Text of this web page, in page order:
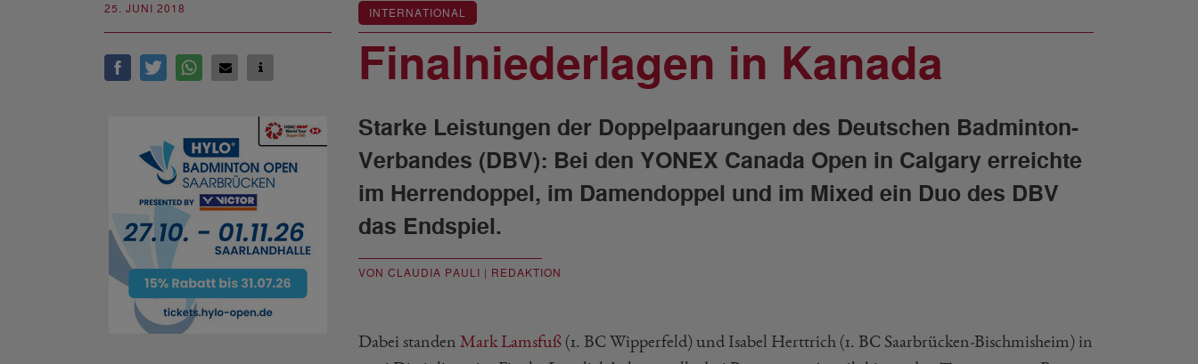
25. JUNI 2018 INTERNATIONAL
Finalniederlagen in Kanada
Starke Leistungen der Doppelpaarungen des Deutschen Badminton-
Verbandes (DBV): Bei den YONEX Canada Open in Calgary erreichte
im Herrendoppel, im Damendoppel und im Mixed ein Duo des DBV
das Endspiel.
VON CLAUDIA PAULI | REDAKTION
Dabei standen Mark Lamsfuß (1. BC Wipperfeld) und Isabel Herttrich (1. BC Saarbrücken-Bischmisheim) in